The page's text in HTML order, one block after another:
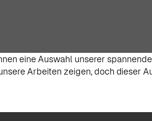
eine Auswahl unserer
Arbeiten zeigen, doch dieser